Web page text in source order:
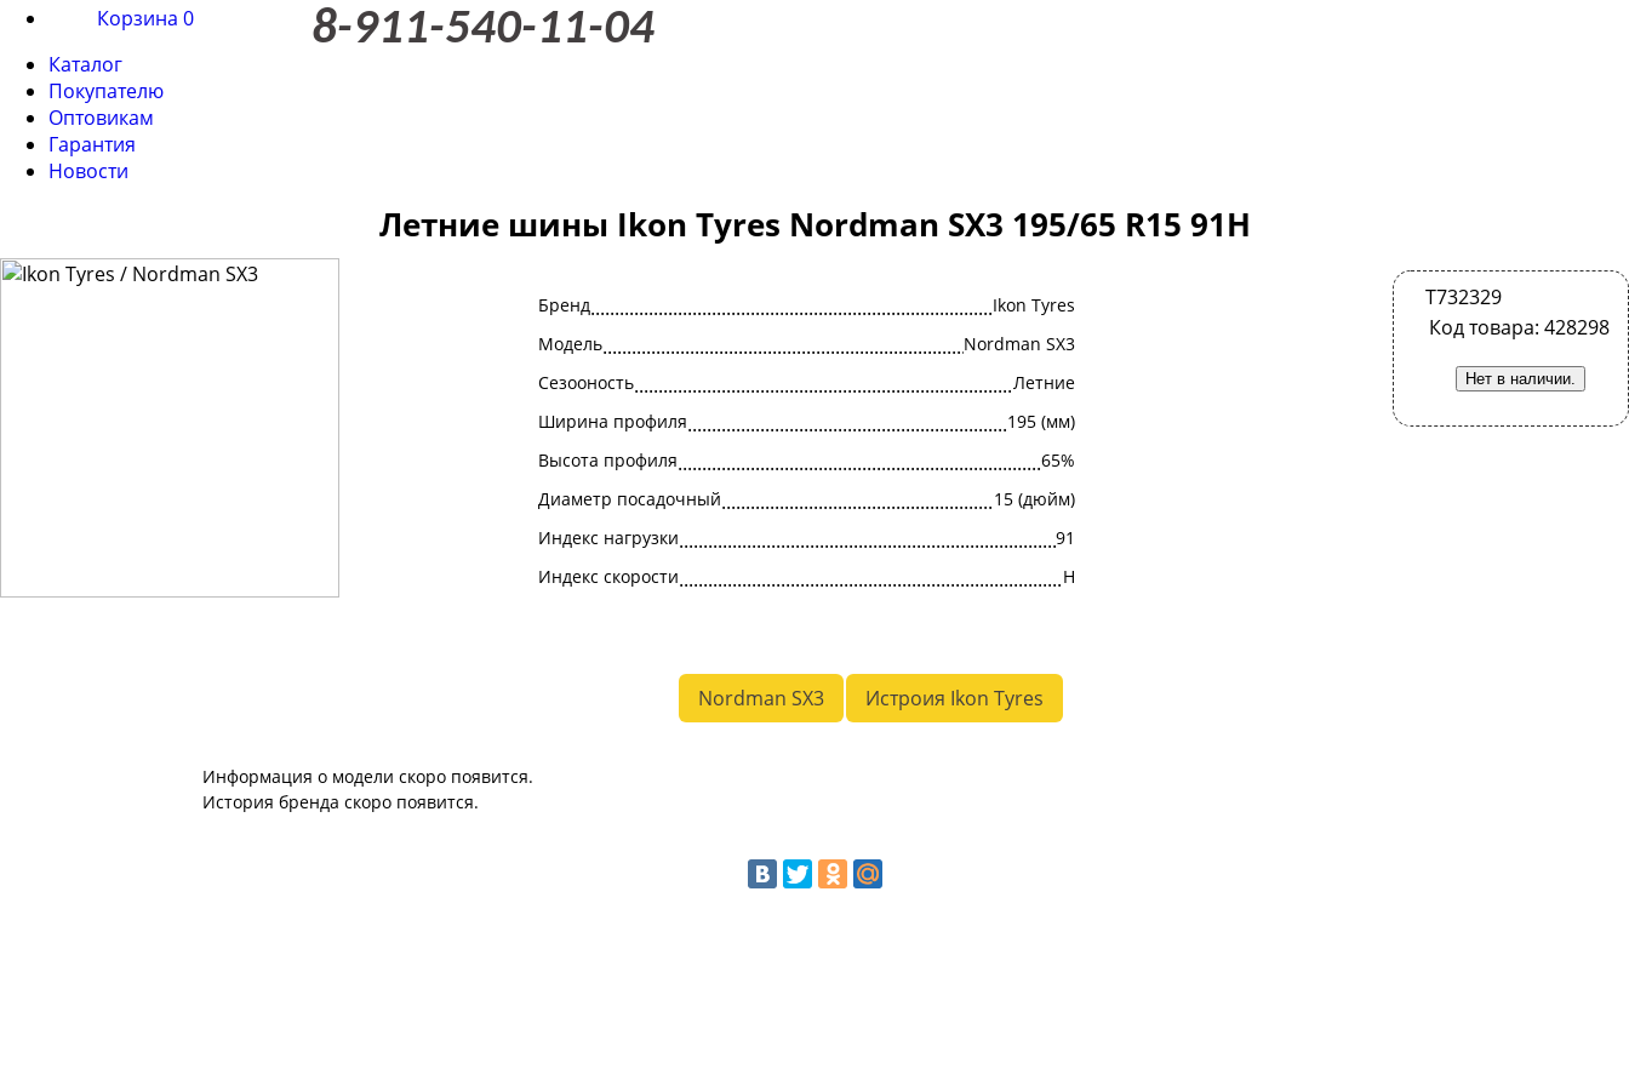
8-911-540-11-04
Корзина 0
Каталог
Покупателю
Оптовикам
Гарантия
Новости
Летние шины Ikon Tyres Nordman SX3 195/65 R15 91H
T732329
Код товара: 428298
Бренд
Ikon Tyres
Модель
Nordman SX3
Сезооность
Летние
Ширина профиля
195 (мм)
Высота профиля
65%
Диаметр посадочный
15 (дюйм)
Индекс нагрузки
91
Индекс скорости
H
Nordman SX3 Истроия Ikon Tyres
Информация о модели скоро появится.
История бренда скоро появится.